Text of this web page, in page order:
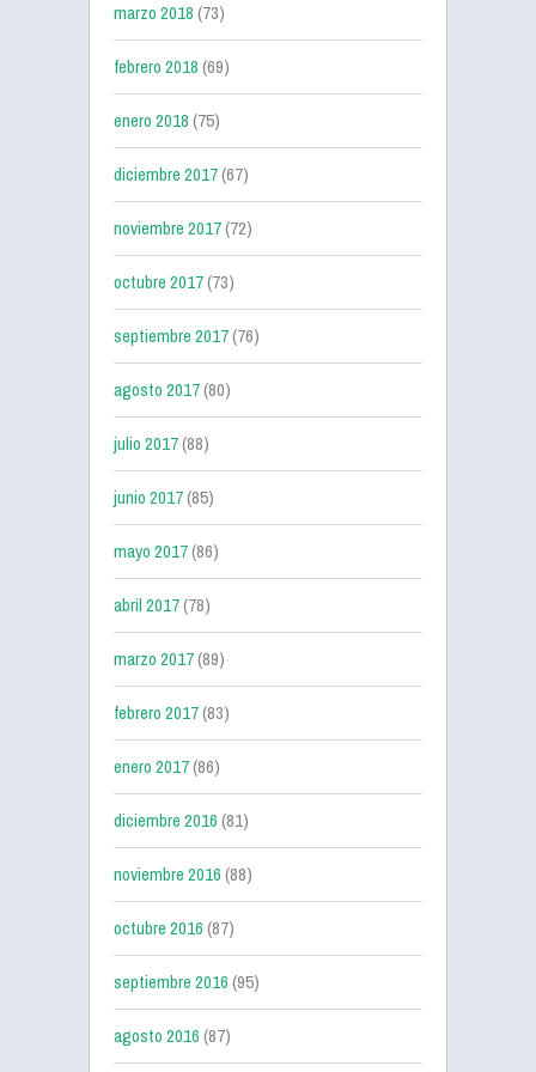
marzo 2018(73)
febrero 2018(69)
enero 2018(75)
diciembre 2017(67)
noviembre 2017(72)
octubre 2017(73)
septiembre 2017(76)
agosto 2017(80)
julio 2017(88)
junio 2017(85)
mayo 2017(86)
abril 2017(78)
marzo 2017(89)
febrero 2017(83)
enero 2017(86)
diciembre 2016(81)
noviembre 2016(88)
octubre 2016(87)
septiembre 2016(95)
agosto 2016(87)